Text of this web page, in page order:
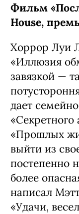
Фильм
House,
Хоррор Луи
«Иллюзия
завязкой —
дает
«Секретного
«Прошлых
выйти из
постепенно
более
написал
«Удачи,